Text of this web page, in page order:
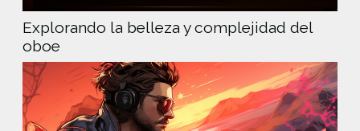
Explorando la belleza y complejidad del
oboe